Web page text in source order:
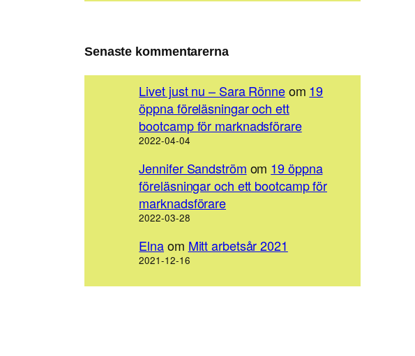
Senaste kommentarerna
Livet just nu – Sara Rönneom 19
öppna föreläsningar och ett
bootcamp för marknadsförare
2022-04-04
Jennifer Sandström om 19 öppna
föreläsningar och ett bootcamp för
marknadsförare
2022-03-28
Elnaom Mitt arbetsår 2021
2021-12-16